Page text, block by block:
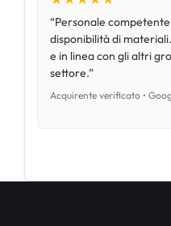
“Personale
disponibilità di
e in linea con gli altri
settore.”
Acquirente verificato •